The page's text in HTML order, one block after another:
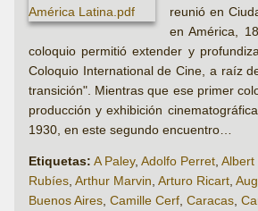
reunió en
en América,
coloquio permitió extender y
Coloquio International de Cine, a raíz
transición". Mientras que ese primer
producción y exhibición
1930, en este segundo encuentro…
Etiquetas: A Paley, Adolfo Perret Albert
Rubíes Arthur Marvin Arturo Ricart
Buenos Aires Camille Cerf Caracas